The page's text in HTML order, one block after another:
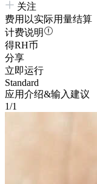
关注
费用以实际用量结算
计费说明
得RH币
分享
立即运行
Standard
应用介绍&输入建议
1/1